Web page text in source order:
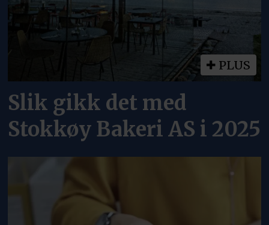
PLUS
Slik gikk det med
Stokkøy Bakeri AS i 2025